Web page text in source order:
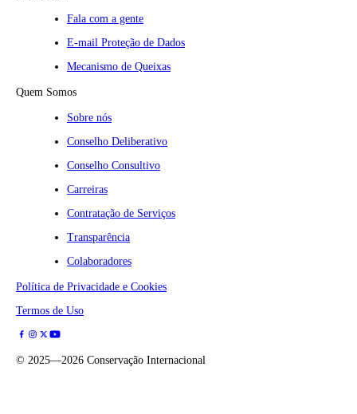
Fala com a gente
E-mail Proteção de Dados
Mecanismo de Queixas
Quem Somos
Sobre nós
Conselho Deliberativo
Conselho Consultivo
Carreiras
Contratação de Serviços
Transparência
Colaboradores
Política de Privacidade e Cookies
Termos de Uso
© 2025—2026 Conservação Internacional